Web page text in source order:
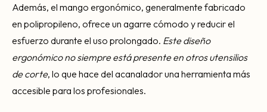
Además, el mango ergonómico, generalmente fabricado
en polipropileno, ofrece un agarre cómodo y reducir el
esfuerzo durante el uso prolongado. Este diseño
ergonómico no siempre está presente en otros utensilios
de corte, lo que hace del acanalador una herramienta más
accesible para los profesionales.